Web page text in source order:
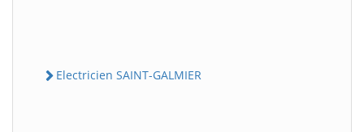
Electricien SAINT-GALMIER